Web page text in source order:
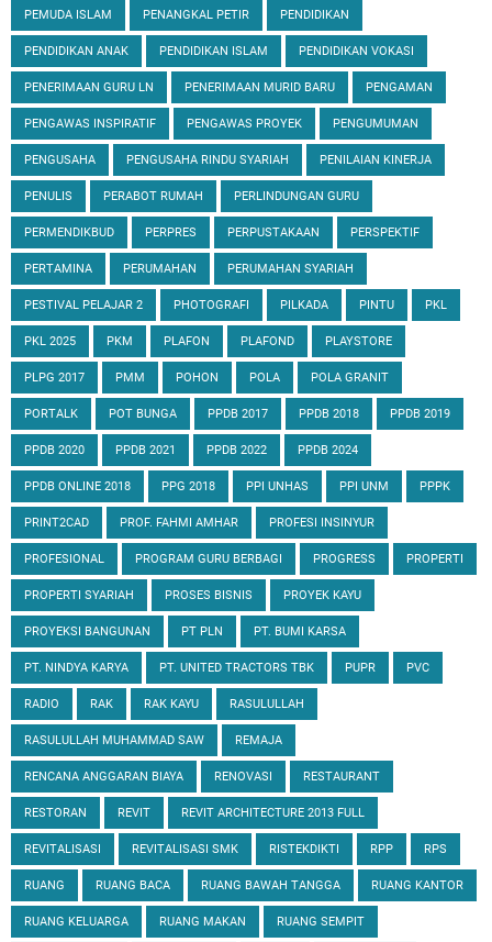
PEMUDA ISLAM PENANGKAL PETIR PENDIDIKAN
PENDIDIKAN ANAK PENDIDIKAN ISLAM PENDIDIKAN VOKASI
PENERIMAAN GURU LN PENERIMAAN MURID BARU PENGAMAN
PENGAWAS INSPIRATIF PENGAWAS PROYEK PENGUMUMAN
PENGUSAHA PENGUSAHA RINDU SYARIAH PENILAIAN KINERJA
PENULIS PERABOT RUMAH PERLINDUNGAN GURU
PERMENDIKBUD PERPRES PERPUSTAKAAN PERSPEKTIF
PERTAMINA PERUMAHAN PERUMAHAN SYARIAH
PESTIVAL PELAJAR 2 PHOTOGRAFI PILKADA PINTU PKL
PKL 2025 PKM PLAFON PLAFOND PLAYSTORE
PLPG 2017 PMM POHON POLA POLA GRANIT
PORTALK POT BUNGA PPDB 2017 PPDB 2018 PPDB 2019
PPDB 2020 PPDB 2021 PPDB 2022 PPDB 2024
PPDB ONLINE 2018 PPG 2018 PPI UNHAS PPI UNM PPPK
PRINT2CAD PROF. FAHMI AMHAR PROFESI INSINYUR
PROFESIONAL PROGRAM GURU BERBAGI PROGRESS PROPERTI
PROPERTI SYARIAH PROSES BISNIS PROYEK KAYU
PROYEKSI BANGUNAN PT PLN PT. BUMI KARSA
PT. NINDYA KARYA PT. UNITED TRACTORS TBK PUPR PVC
RADIO RAK RAK KAYU RASULULLAH
RASULULLAH MUHAMMAD SAW REMAJA
RENCANA ANGGARAN BIAYA RENOVASI RESTAURANT
RESTORAN REVIT REVIT ARCHITECTURE 2013 FULL
REVITALISASI REVITALISASI SMK RISTEKDIKTI RPP RPS
RUANG RUANG BACA RUANG BAWAH TANGGA RUANG KANTOR
RUANG KELUARGA RUANG MAKAN RUANG SEMPIT